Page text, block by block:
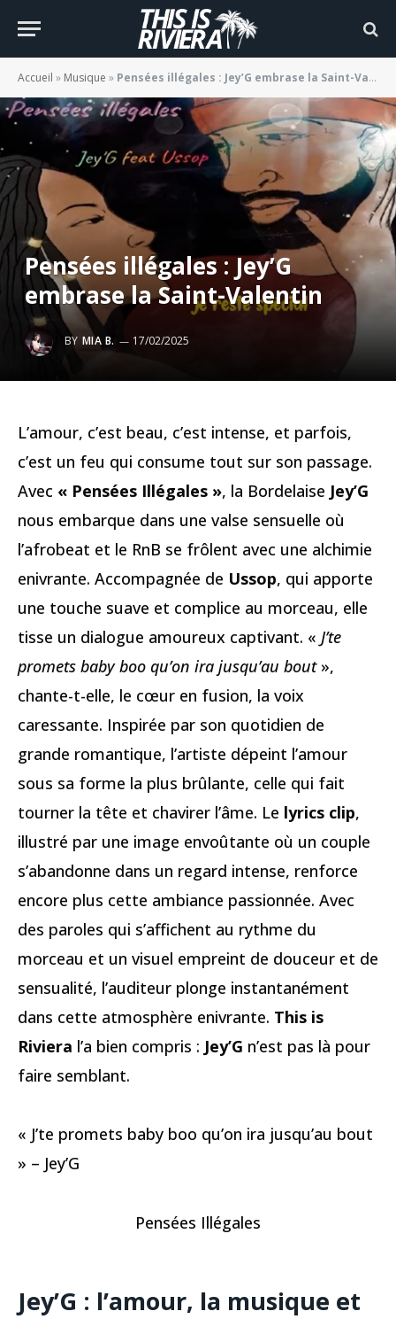
Accueil » Musique » Pensées illégales : Jey’G embrase la Saint-Valentin
Pensées illégales : Jey’G
embrase la Saint-Valentin
BY MIA B. 17/02/2025
L’amour, c’est beau, c’est intense, et parfois,
c’est un feu qui consume tout sur son passage.
Avec « Pensées Illégales », la Bordelaise Jey’G
nous embarque dans une valse sensuelle où
l’afrobeat et le RnB se frôlent avec une alchimie
enivrante. Accompagnée de Ussop, qui apporte
une touche suave et complice au morceau, elle
tisse un dialogue amoureux captivant. « J’te
promets baby boo qu’on ira jusqu’au bout»,
chante-t-elle, le cœur en fusion, la voix
caressante. Inspirée par son quotidien de
grande romantique, l’artiste dépeint l’amour
sous sa forme la plus brûlante, celle qui fait
tourner la tête et chavirer l’âme. Le lyrics clip,
illustré par une image envoûtante où un couple
s’abandonne dans un regard intense, renforce
encore plus cette ambiance passionnée. Avec
des paroles qui s’affichent au rythme du
morceau et un visuel empreint de douceur et de
sensualité, l’auditeur plonge instantanément
dans cette atmosphère enivrante. This is
Riviera l’a bien compris : Jey’G n’est pas là pour
faire semblant.
« J’te promets baby boo qu’on ira jusqu’au bout
» – Jey’G
Pensées Illégales
Jey’G : l’amour, la musique et